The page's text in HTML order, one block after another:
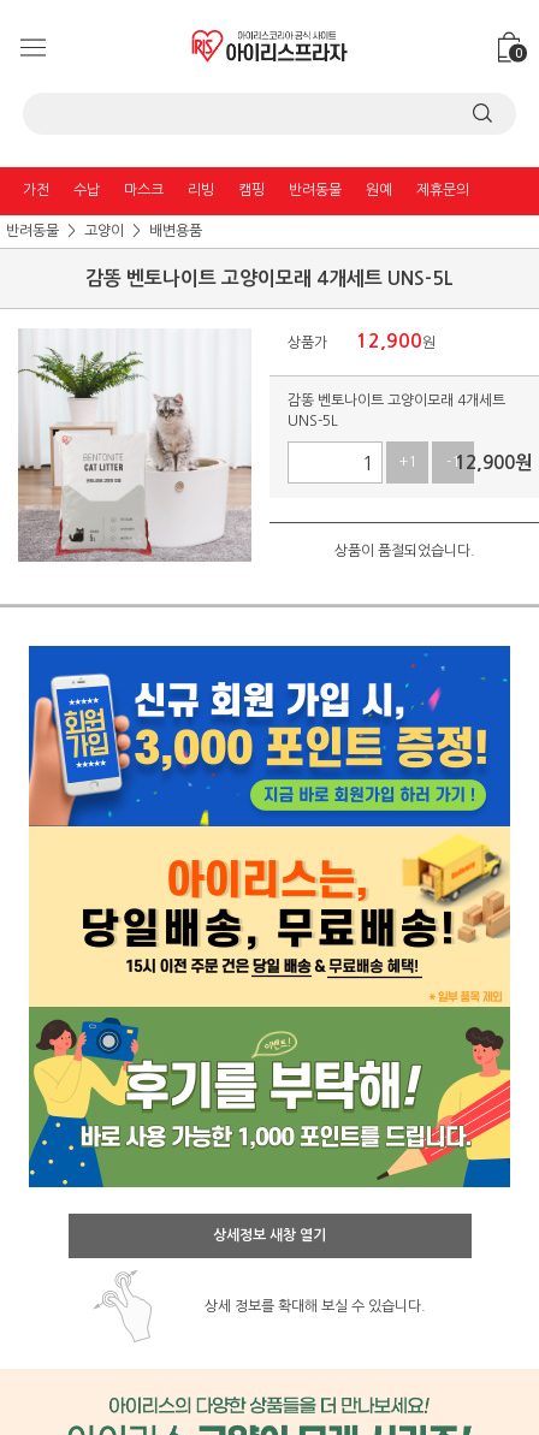
0
가전 수납 마스크 리빙 캠핑 반려동물 원예 제휴문의
반려동물 고양이 배변용품
감똥 벤토나이트 고양이모래 4개세트 UNS-5L
상품가 12,900원
감똥 벤토나이트 고양이모래 4개세트
UNS-5L
+1 -112,900원
상품이 품절되었습니다.
상세정보 새창 열기
상세 정보를 확대해 보실 수 있습니다.